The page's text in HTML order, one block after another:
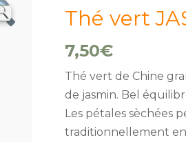
Thé vert
7,50€
Thé vert de Chine
de jasmin. Bel
Les pétales sèchées
traditionnellement
de
Thé
vert